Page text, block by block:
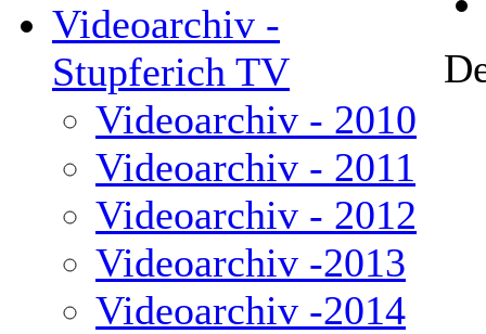
Videoarchiv -
Stupferich TV
Videoarchiv - 2010
Videoarchiv - 2011
Videoarchiv - 2012
Videoarchiv -2013
Videoarchiv -2014